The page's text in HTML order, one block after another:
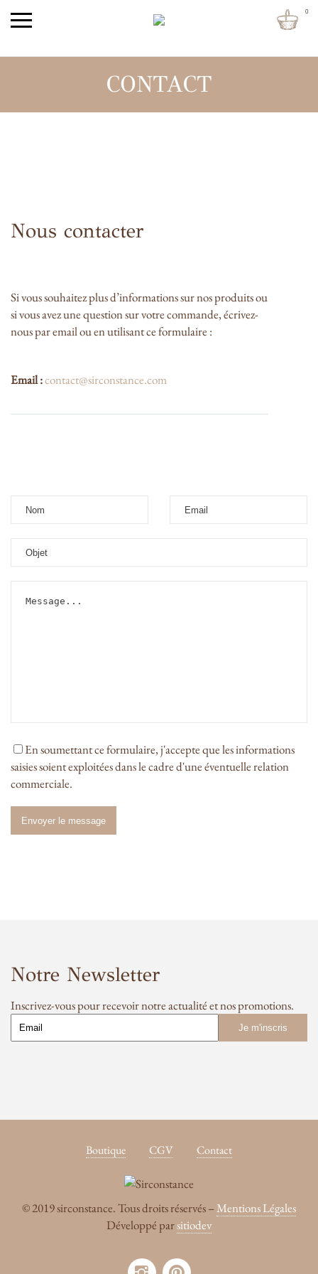
0
CONTACT
Nous contacter
Si vous souhaitez plus d’informations sur nos produits ou
si vous avez une question sur votre commande, écrivez-
nous par email ou en utilisant ce formulaire :
Email :contact@sirconstance.com
En soumettant ce formulaire, j'accepte que les informations
saisies soient exploitées dans le cadre d'une éventuelle relation
commerciale.
Notre Newsletter
Inscrivez-vous pour recevoir notre actualité et nos promotions.
Boutique CGV Contact
© 2019 sirconstance. Tous droits réservés –Mentions Légales
Développé parsitiodev